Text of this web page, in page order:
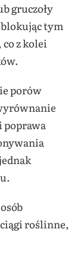
gruczoły
tym
z kolei
porów
poprawa
roślinne,